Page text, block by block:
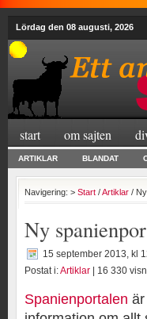
Lördag den 08 augusti, 2026
start om sajten
ARTIKLAR BLANDAT
Navigering: > Start /Artiklar /
Ny
15 september 2013, kl
Postat i:Artiklar | 16 330
Spanienportalen